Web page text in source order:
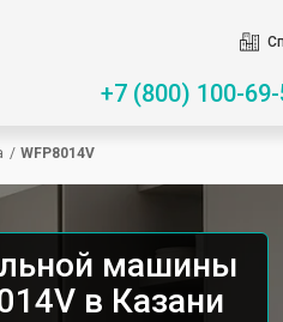
+7 (800) 100-
/ WFP8014V
машины
в Казани